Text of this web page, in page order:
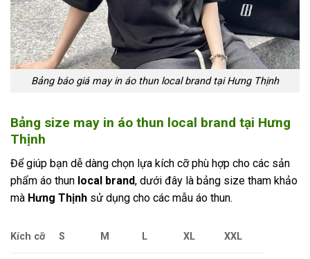
Bảng báo giá may in áo thun local brand tại Hưng Thịnh
Bảng size may in áo thun local brand tại Hưng
Thịnh
Để giúp bạn dễ dàng chọn lựa kích cỡ phù hợp cho các sản
phẩm áo thun local brand, dưới đây là bảng size tham khảo
mà Hưng Thịnh sử dụng cho các mẫu áo thun.
Kích cỡ S M L XL XXL